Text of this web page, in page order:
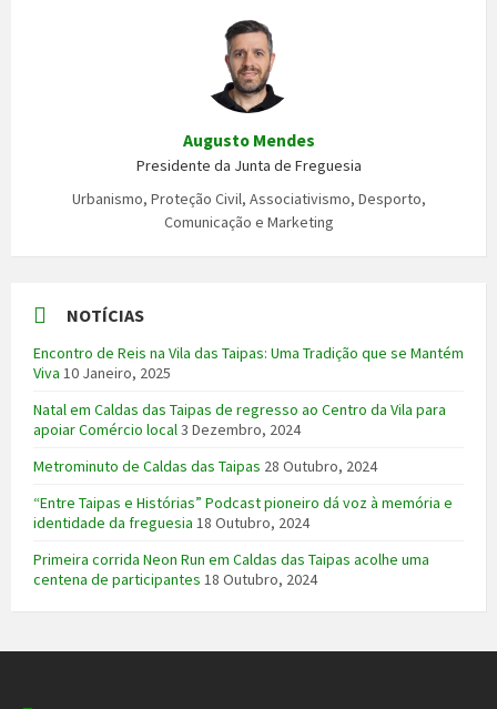
Augusto Mendes
Presidente da Junta de Freguesia
Urbanismo, Proteção Civil, Associativismo, Desporto,
Comunicação e Marketing
NOTÍCIAS
Encontro de Reis na Vila das Taipas: Uma Tradição que se Mantém
Viva 10 Janeiro, 2025
Natal em Caldas das Taipas de regresso ao Centro da Vila para
apoiar Comércio local3 Dezembro, 2024
Metrominuto de Caldas das Taipas 28 Outubro, 2024
“Entre Taipas e Histórias” Podcast pioneiro dá voz à memória e
identidade da freguesia 18 Outubro, 2024
Primeira corrida Neon Run em Caldas das Taipas acolhe uma
centena de participantes 18 Outubro, 2024